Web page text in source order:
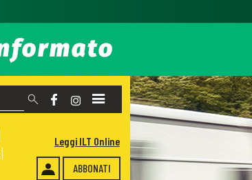
ABBONATI
Leggi ILT Online